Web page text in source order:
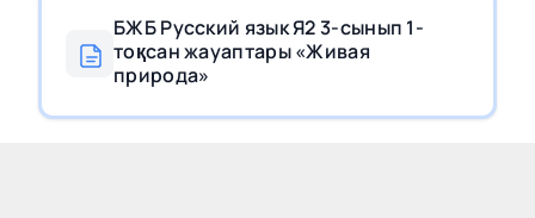
БЖБ Русский язык Я2 3-сынып 1-
тоқсан жауаптары «Живая
природа»